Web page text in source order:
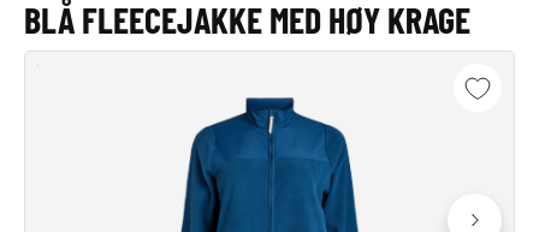
SHOP THE LOOK
BLÅ FLEECEJAKKE MED HØY KRAGE